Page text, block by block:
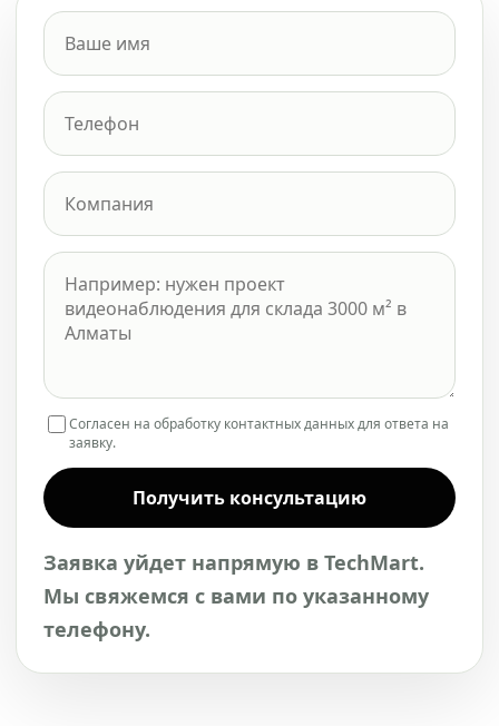
Согласен на обработку контактных данных для ответа на
заявку.
Получить консультацию
Заявка уйдет напрямую в TechMart.
Мы свяжемся с вами по указанному
телефону.